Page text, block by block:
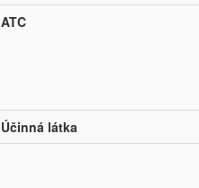
ATC
Účinná látka